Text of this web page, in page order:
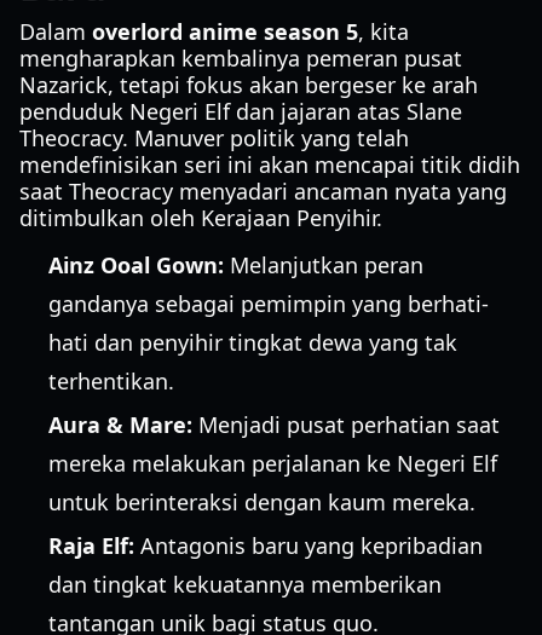
Dalam overlord anime season 5, kita
mengharapkan kembalinya pemeran pusat
Nazarick, tetapi fokus akan bergeser ke arah
penduduk Negeri Elf dan jajaran atas Slane
Theocracy. Manuver politik yang telah
mendefinisikan seri ini akan mencapai titik didih
saat Theocracy menyadari ancaman nyata yang
ditimbulkan oleh Kerajaan Penyihir.
Ainz Ooal Gown: Melanjutkan peran
gandanya sebagai pemimpin yang berhati-
hati dan penyihir tingkat dewa yang tak
terhentikan.
Aura & Mare: Menjadi pusat perhatian saat
mereka melakukan perjalanan ke Negeri Elf
untuk berinteraksi dengan kaum mereka.
Raja Elf: Antagonis baru yang kepribadian
dan tingkat kekuatannya memberikan
tantangan unik bagi status quo.